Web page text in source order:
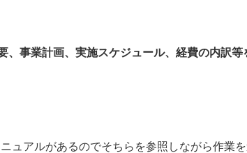
事業計画、実施スケジュール、経費の内訳等
ュアルがあるのでそちらを参照しながら作業を